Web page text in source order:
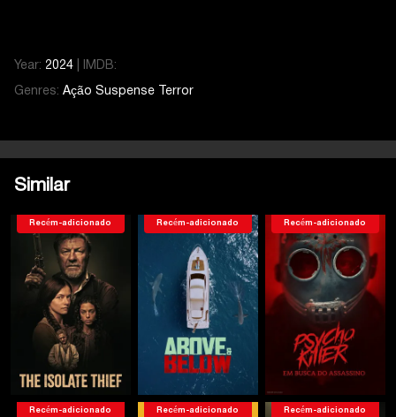
Year: 2024 IMDB:
Genres: Ação Suspense Terror
Similar
Recém-adicionado Recém-adicionado Recém-adicionado
Recém-adicionado Recém-adicionado Recém-adicionado